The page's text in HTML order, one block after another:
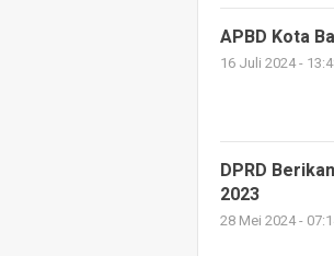
APBD Kota
16 Juli 2024 -
DPRD
2023
28 Mei 2024 -